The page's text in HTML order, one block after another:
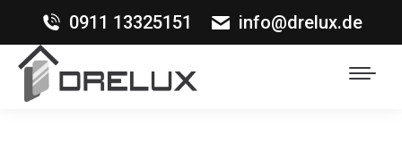
0911 13325151 info@drelux.de